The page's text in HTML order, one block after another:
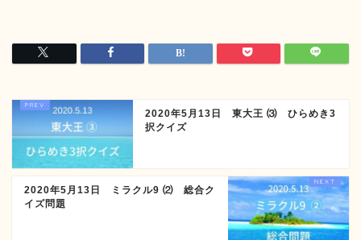
2020年5月13日 東大王 ⑶ ひらめき3
択クイズ
2020年5月13日 ミラクル9 ⑵ 総合ク
イズ問題